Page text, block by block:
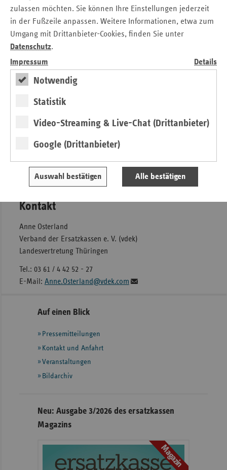
zulassen möchten. Sie können Ihre Einstellungen jederzeit
in der Fußzeile anpassen. Weitere Informationen, etwa zum
Umgang mit Drittanbieter-Cookies, finden Sie unter
Datenschutz.
Impressum
Details
Notwendig
Statistik
Video-Streaming & Live-Chat (Drittanbieter)
Google (Drittanbieter)
Auswahl bestätigen Alle bestätigen
Wohnbereichsleitungen, Gesundheitsbeauftragte, Personal-
oder Betriebsräte. Die Teilnahme ist kostenfrei.
Melden Sie sich bis zum 08.08.2022 unter
https://guestmanagement.artribute.de/vdek/
mehrwertpflege-erfurt
zur Veranstaltung in Erfurt an.
Weitere Informationen zu MEHRWERT:PFLEGE und der
pflege.com/
.
Bei Fragen wenden Sie sich gern anmehrwert-
MEHRWERT:PFLEGE – Ein gemeinsames Angebot der
Ersatzkassen zur betrieblichen Gesundheitsförderung
Kontakt
Anne Osterland
Verband der Ersatzkassen e. V. (vdek)
Landesvertretung Thüringen
Tel.: 03 61 / 4 42 52 - 27
E-Mail: Anne.Osterland@vdek.com
Seitennavigation
Seitenleiste
weiteren
Informationen
Auf einen Blick
Pressemitteilungen
Kontakt und Anfahrt
Veranstaltungen
Bildarchiv
Neu: Ausgabe 3/2026 des ersatzkassen
Magazins
Magazin